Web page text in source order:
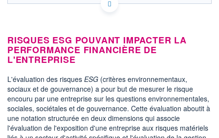
ACTIONNAIRES
EURONEXT PARIS DONNÉES TEMPS RÉEL
12h21 14h57 17h33
6,55
SECTEUR
Pièces détachées
INDICE DE RÉFÉRENCE
CAC Mid & Small
RISQUES ESG POUVANT IMPACTER LA
PERFORMANCE FINANCIÈRE DE
L'ENTREPRISE
L'évaluation des risques ESG (critères environnementaux,
sociaux et de gouvernance) a pour but de mesurer le risque
encouru par une entreprise sur les questions environnementales,
sociales, sociétales et de gouvernance. Cette évaluation aboutit à
une notation structurée en deux dimensions qui associe
l'évaluation de l'exposition d'une entreprise aux risques matériels